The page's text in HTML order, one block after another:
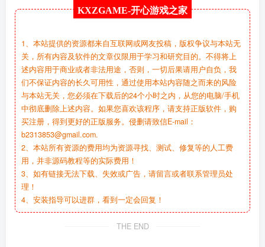
KXZGAME-开心游戏之家
1、本站提供的资源都来自互联网或网友投稿，版权争议与本站无
关，所有内容及软件的文章仅限用于学习和研究目的。不得将上
述内容用于商业或者非法用途，否则，一切后果请用户自负，我
们不保证内容的长久可用性，通过使用本站内容随之而来的风险
与本站无关，您必须在下载后的24个小时之内，从您的电脑/手机
中彻底删除上述内容。如果您喜欢该程序，请支持正版软件，购
买注册，得到更好的正版服务。侵删请致信E-mail：
b2313853@gmail.com.
2、本站所有资源的费用均为资源寻找、测试、修复等的人工费
用，并非源码教程等的实际费用！
3、如有链接无法下载、失效或广告，请留言或者联系管理员处
理！
4、安装指导可以进群，看到一定会回复！
THE END